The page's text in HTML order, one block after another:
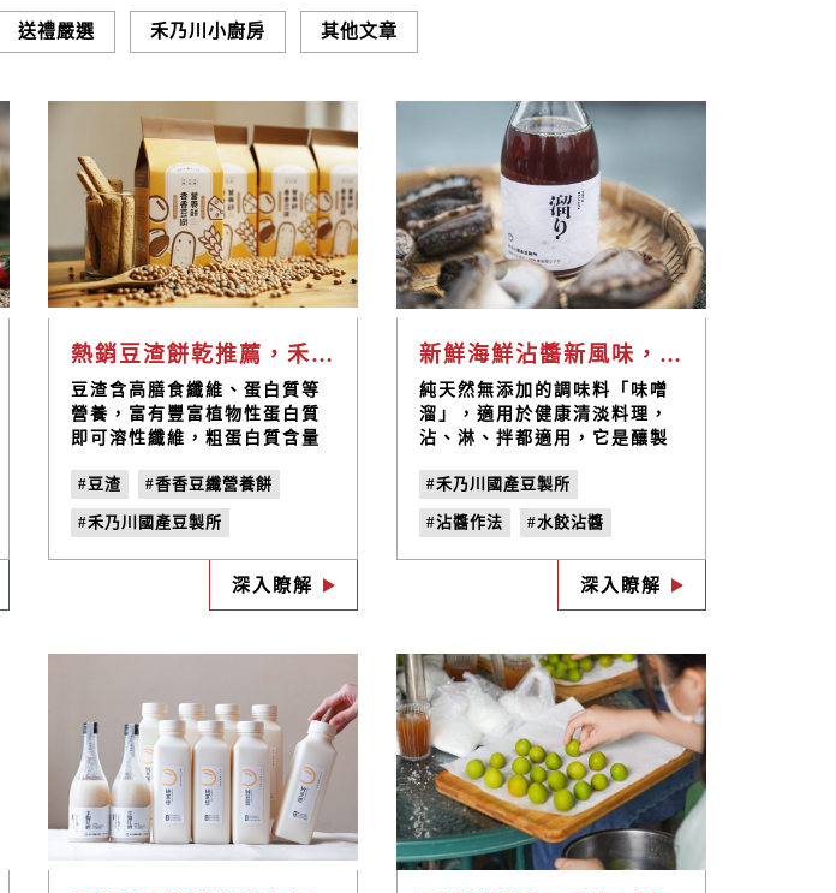
送禮嚴選 禾乃川小廚房 其他文章
熱銷豆渣餅乾推薦，禾乃川香香豆纖營養餅營養滿分
豆渣含高膳食纖維、蛋白質等
營養，富有豐富植物性蛋白質
即可溶性纖維，粗蛋白質含量
白質成分含量還要高出許多，
日本更將豆纖作為取代白米的
珍貴。禾乃川看見了豆渣的好
處，於是保留了製作豆製品時
產生的豆渣，將這樣營養的食
材多方運用，製作成老少咸
纖營養餅!
#豆渣 #香香豆纖營養餅
#禾乃川國產豆製所
#豆渣餅乾 #在地小農
深入瞭解
新鮮海鮮沾醬新風味，禾乃川味噌溜醬油低溫烹調最對味
純天然無添加的調味料「味噌
溜」，適用於健康清淡料理，
沾、淋、拌都適用，它是釀製
成的湯汁，每一桶味噌醞釀出
的味噌溜相當稀少，珍貴天
然，淡雅的味噌香氣，伴著天
然海鹽的鹹味，是搭配海陸生
鮮增味提鮮，低度烹調最佳醬
料，適用於清淡的料理調味、
生魚片、海鮮、白斬雞、生菜
沙拉、拌麵、水餃等家常料理
的好幫手!
#禾乃川國產豆製所
#沾醬作法 #水餃沾醬
#海鮮沾醬 #醬料調配
深入瞭解